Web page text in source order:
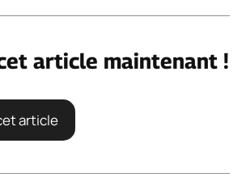
article maintenant !
article